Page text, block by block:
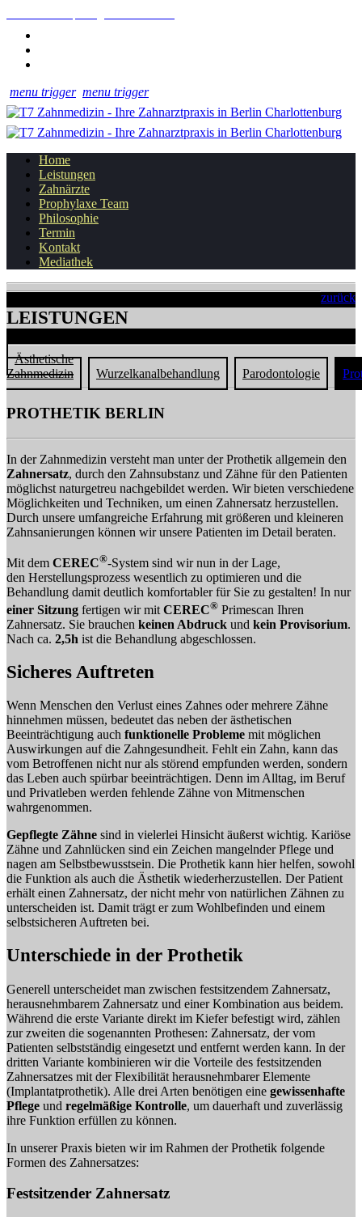
menu trigger menu trigger
Home
Leistungen
Zahnärzte
Prophylaxe Team
Philosophie
Termin
Kontakt
Mediathek
zurück
LEISTUNGEN
Ästhetische
Zahnmedizin
Wurzelkanalbehandlung Parodontologie
PROTHETIK BERLIN
In der Zahnmedizin versteht man unter der Prothetik allgemein den
Zahnersatz, durch den Zahnsubstanz und Zähne für den Patienten
möglichst naturgetreu nachgebildet werden. Wir bieten verschiedene
Möglichkeiten und Techniken, um einen Zahnersatz herzustellen.
Durch unsere umfangreiche Erfahrung mit größeren und kleineren
Zahnsanierungen können wir unsere Patienten im Detail beraten.
Mit dem CEREC®-System sind wir nun in der Lage,
den Herstellungsprozess wesentlich zu optimieren und die
Behandlung damit deutlich komfortabler für Sie zu gestalten! In nur
einer Sitzung fertigen wir mit CEREC® Primescan Ihren
Zahnersatz. Sie brauchen keinen Abdruck und kein Provisorium.
Nach ca. 2,5h ist die Behandlung abgeschlossen.
Sicheres Auftreten
Wenn Menschen den Verlust eines Zahnes oder mehrere Zähne
hinnehmen müssen, bedeutet das neben der ästhetischen
Beeinträchtigung auch funktionelle Probleme mit möglichen
Auswirkungen auf die Zahngesundheit. Fehlt ein Zahn, kann das
vom Betroffenen nicht nur als störend empfunden werden, sondern
das Leben auch spürbar beeinträchtigen. Denn im Alltag, im Beruf
und Privatleben werden fehlende Zähne von Mitmenschen
wahrgenommen.
Gepflegte Zähne sind in vielerlei Hinsicht äußerst wichtig. Kariöse
Zähne und Zahnlücken sind ein Zeichen mangelnder Pflege und
nagen am Selbstbewusstsein. Die Prothetik kann hier helfen, sowohl
die Funktion als auch die Ästhetik wiederherzustellen. Der Patient
erhält einen Zahnersatz, der nicht mehr von natürlichen Zähnen zu
unterscheiden ist. Damit trägt er zum Wohlbefinden und einem
selbstsicheren Auftreten bei.
Unterschiede in der Prothetik
Generell unterscheidet man zwischen festsitzendem Zahnersatz,
herausnehmbarem Zahnersatz und einer Kombination aus beidem.
Während die erste Variante direkt im Kiefer befestigt wird, zählen
zur zweiten die sogenannten Prothesen: Zahnersatz, der vom
Patienten selbstständig eingesetzt und entfernt werden kann. In der
dritten Variante kombinieren wir die Vorteile des festsitzenden
Zahnersatzes mit der Flexibilität herausnehmbarer Elemente
(Implantatprothetik). Alle drei Arten benötigen eine gewissenhafte
Pflege und regelmäßige Kontrolle, um dauerhaft und zuverlässig
ihre Funktion erfüllen zu können.
In unserer Praxis bieten wir im Rahmen der Prothetik folgende
Formen des Zahnersatzes:
Festsitzender Zahnersatz